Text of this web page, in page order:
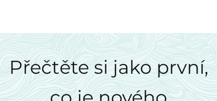
Přečtěte si jako první,